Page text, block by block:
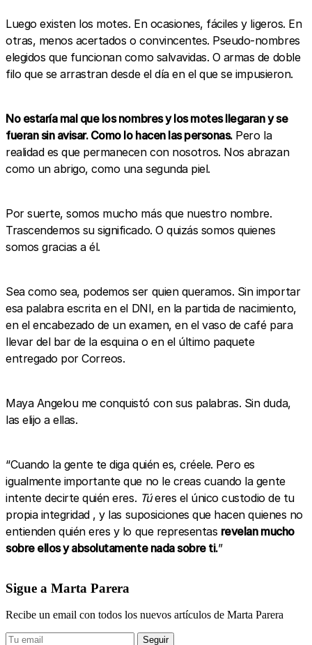
Luego existen los motes. En ocasiones, fáciles y ligeros. En
otras, menos acertados o convincentes. Pseudo-nombres
elegidos que funcionan como salvavidas. O armas de doble
filo que se arrastran desde el día en el que se impusieron.
No estaría mal que los nombres y los motes llegaran y se
fueran sin avisar. Como lo hacen las personas.Pero la
realidad es que permanecen con nosotros. Nos abrazan
como un abrigo, como una segunda piel.
Por suerte, somos mucho más que nuestro nombre.
Trascendemos su significado. O quizás somos quienes
somos gracias a él.
Sea como sea, podemos ser quien queramos. Sin importar
esa palabra escrita en el DNI, en la partida de nacimiento,
en el encabezado de un examen, en el vaso de café para
llevar del bar de la esquina o en el último paquete
entregado por Correos.
Maya Angelou me conquistó con sus palabras. Sin duda,
las elijo a ellas.
“Cuando la gente te diga quién es, créele. Pero es
igualmente importante que no le creas cuando la gente
intente decirte quién eres. Túeres el único custodio de tu
propia integridad , y las suposiciones que hacen quienes no
entienden quién eres y lo que representas revelan mucho
sobre ellos y absolutamente nada sobre ti.”
Sigue a Marta Parera
Recibe un email con todos los nuevos artículos de Marta Parera